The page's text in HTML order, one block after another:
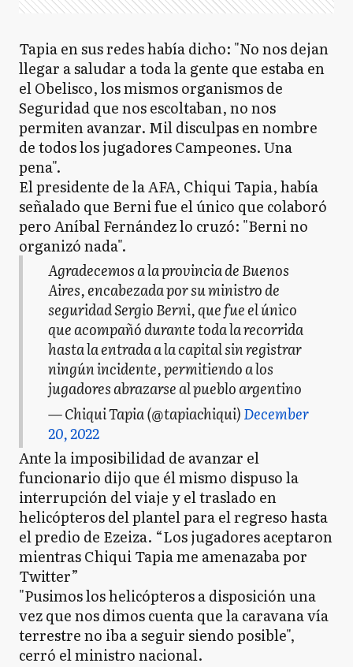
Tapia en sus redes había dicho: "No nos dejan
llegar a saludar a toda la gente que estaba en
el Obelisco, los mismos organismos de
Seguridad que nos escoltaban, no nos
permiten avanzar. Mil disculpas en nombre
de todos los jugadores Campeones. Una
pena".
El presidente de la AFA, Chiqui Tapia, había
señalado que Berni fue el único que colaboró
pero Aníbal Fernández lo cruzó: "Berni no
organizó nada".
Agradecemos a la provincia de Buenos
Aires, encabezada por su ministro de
seguridad Sergio Berni, que fue el único
que acompañó durante toda la recorrida
hasta la entrada a la capital sin registrar
ningún incidente, permitiendo a los
jugadores abrazarse al pueblo argentino
— Chiqui Tapia (@tapiachiqui)December
20, 2022
Ante la imposibilidad de avanzar el
funcionario dijo que él mismo dispuso la
interrupción del viaje y el traslado en
helicópteros del plantel para el regreso hasta
el predio de Ezeiza. “Los jugadores aceptaron
mientras Chiqui Tapia me amenazaba por
Twitter”
"Pusimos los helicópteros a disposición una
vez que nos dimos cuenta que la caravana vía
terrestre no iba a seguir siendo posible",
cerró el ministro nacional.